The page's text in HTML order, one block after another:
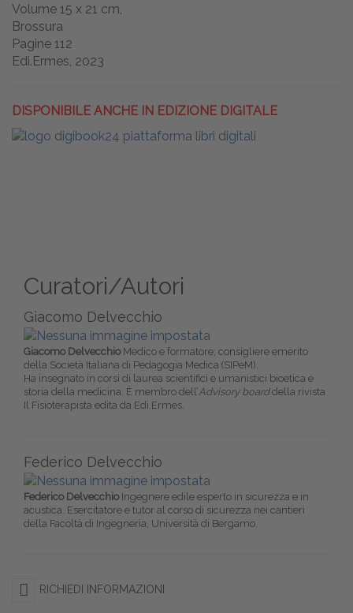
Volume 15 x 21 cm,
Brossura
Pagine 112
Edi.Ermes, 2023
DISPONIBILE ANCHE IN EDIZIONE DIGITALE
Curatori/Autori
Giacomo Delvecchio
Giacomo Delvecchio Medico e formatore; consigliere emerito
della Società Italiana di Pedagogia Medica (SIPeM).
Ha insegnato in corsi di laurea scientifici e umanistici bioetica e
storia della medicina. È membro dell’Advisory boarddella rivista
Il Fisioterapista edita da Edi.Ermes.
Federico Delvecchio
Federico DelvecchioIngegnere edile esperto in sicurezza e in
acustica. Esercitatore e tutor al corso di sicurezza nei cantieri
della Facoltà di Ingegneria, Università di Bergamo.
RICHIEDI INFORMAZIONI